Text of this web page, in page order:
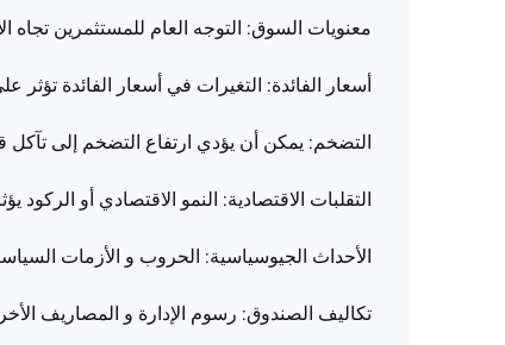
معنويات السوق: التوجه العام للمستثمرين تجاه
أسعار الفائدة: التغيرات في أسعار الفائدة
التضخم: يمكن أن يؤدي ارتفاع التضخم إلى
التقلبات الاقتصادية: النمو الاقتصادي أو
الأحداث الجيوسياسية: الحروب و الأزمات
تكاليف الصندوق: رسوم الإدارة و المصاريف